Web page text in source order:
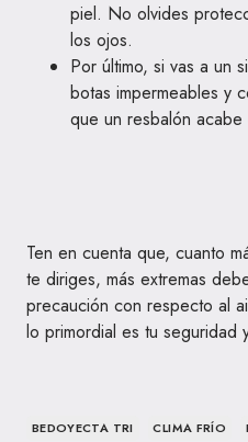
piel. No olvides
los ojos.
Por último, si vas a un
botas impermeables y
que un resbalón
Ten en cuenta que, cuanto
te diriges, más extremas
precaución con respecto al
lo primordial es tu seguridad
BEDOYECTA TRI CLIMA FRÍO